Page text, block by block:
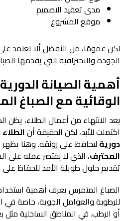
مدى تعقيد التصميم
موقع المشروع
لكن عمومًا، من الأفضل ألا تعتمد
الجودة والاحترافية التي يقدمها
أهمية الصيانة
الوقائية مع الصباغ
بعد الانتهاء من أعمال الطلاء، يظن
اكتملت للأبد، لكن الحقيقة أن
دورية ليحافظ على رونقه. وهنا يظهر
المحترف، الذي لا يقتصر عمله على
تقديم حلول طويلة الأمد للحفاظ
الصباغ المتمرس يعرف أهمية
للرطوبة والعوامل الجوية، خاصة في
أو الرطب. في المناطق الساحلية